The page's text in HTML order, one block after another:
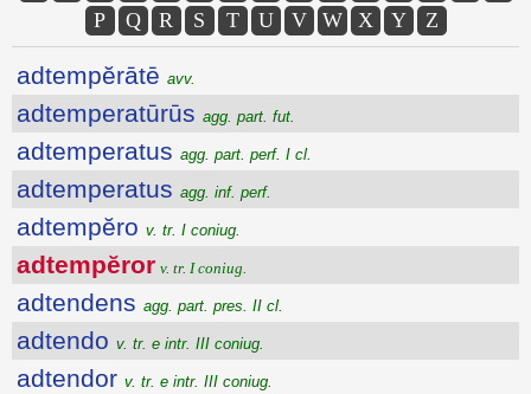
P
Q R S T U V W X Y Z
adtempĕrātē avv.
adtemperatūrūs agg. part. fut.
adtemperatus agg. part. perf. I cl.
adtemperatus agg. inf. perf.
adtempĕro v. tr. I coniug.
adtempĕror v. tr. I coniug.
adtendens agg. part. pres. II cl.
adtendo v. tr. e intr. III coniug.
adtendor v. tr. e intr. III coniug.